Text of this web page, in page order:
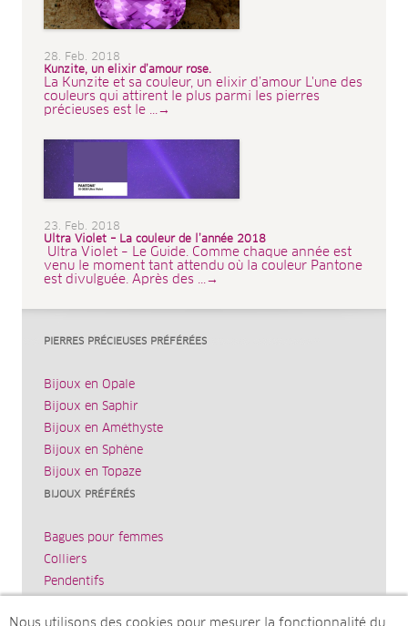
28. Feb. 2018
Kunzite, un elixir d’amour rose.
La Kunzite et sa couleur, un elixir d’amour L'une des
couleurs qui attirent le plus parmi les pierres
précieuses est le ...→
23. Feb. 2018
Ultra Violet – La couleur de l’année 2018
Ultra Violet – Le Guide. Comme chaque année est
venu le moment tant attendu où la couleur Pantone
est divulguée. Après des ...→
PIERRES PRÉCIEUSES PRÉFÉRÉES
Bijoux en Opale
Bijoux en Saphir
Bijoux en Améthyste
Bijoux en Sphène
Bijoux en Topaze
BIJOUX PRÉFÉRÉS
Bagues pour femmes
Colliers
Pendentifs
Nous utilisons des cookies pour mesurer la fonctionnalité du